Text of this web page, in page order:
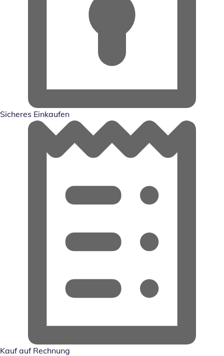
Sicheres Einkaufen
Kauf auf Rechnung